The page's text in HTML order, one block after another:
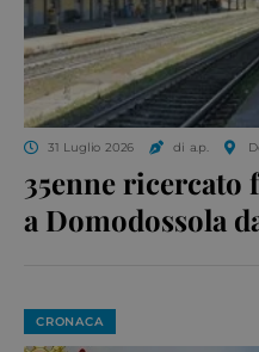
31 Luglio 2026 di a.p.
35enne ricercato
a Domodossola
CRONACA